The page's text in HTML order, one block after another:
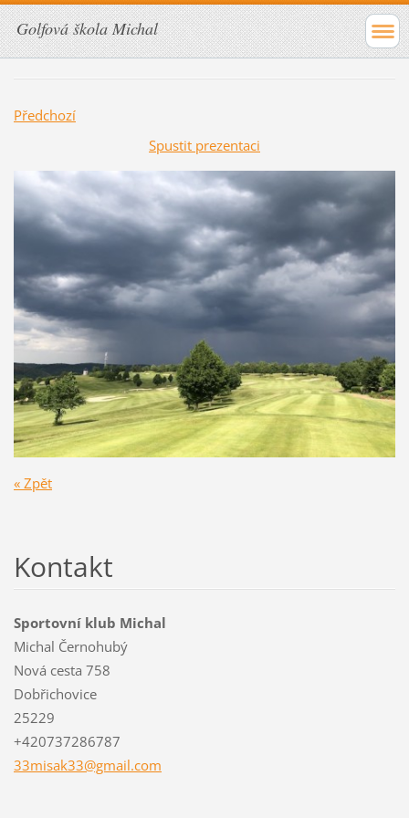
Golfová škola Michal
Předchozí
Spustit prezentaci
« Zpět
Kontakt
Sportovní klub Michal
Michal Černohubý
Nová cesta 758
Dobřichovice
25229
+420737286787
33misak33@gmail.com